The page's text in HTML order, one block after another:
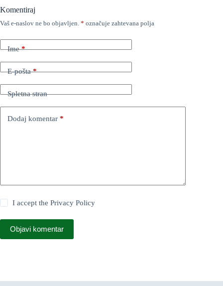
Komentiraj
Vaš e-naslov ne bo objavljen. * označuje zahtevana polja
Ime*
E-pošta*
Spletna stran
Dodaj komentar *
I accept thePrivacy Policy
Objavi komentar